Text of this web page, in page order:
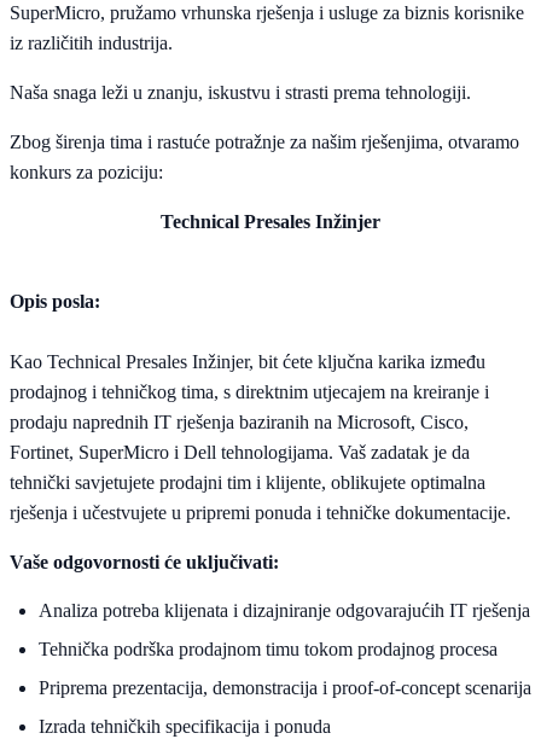
SuperMicro, pružamo vrhunska rješenja i usluge za biznis korisnike
iz različitih industrija.
Naša snaga leži u znanju, iskustvu i strasti prema tehnologiji.
Zbog širenja tima i rastuće potražnje za našim rješenjima, otvaramo
konkurs za poziciju:
Technical Presales Inžinjer
Opis posla:
Kao Technical Presales Inžinjer, bit ćete ključna karika između
prodajnog i tehničkog tima, s direktnim utjecajem na kreiranje i
prodaju naprednih IT rješenja baziranih na Microsoft, Cisco,
Fortinet, SuperMicro i Dell tehnologijama. Vaš zadatak je da
tehnički savjetujete prodajni tim i klijente, oblikujete optimalna
rješenja i učestvujete u pripremi ponuda i tehničke dokumentacije.
Vaše odgovornosti će uključivati:
Analiza potreba klijenata i dizajniranje odgovarajućih IT rješenja
Tehnička podrška prodajnom timu tokom prodajnog procesa
Priprema prezentacija, demonstracija i proof-of-concept scenarija
Izrada tehničkih specifikacija i ponuda